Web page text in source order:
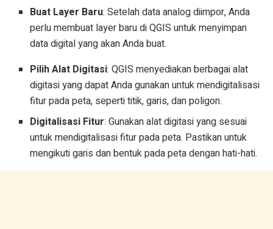
Buat Layer Baru: Setelah data analog diimpor, Anda
perlu membuat layer baru di QGIS untuk menyimpan
data digital yang akan Anda buat.
Pilih Alat Digitasi: QGIS menyediakan berbagai alat
digitasi yang dapat Anda gunakan untuk mendigitalisasi
fitur pada peta, seperti titik, garis, dan poligon.
Digitalisasi Fitur: Gunakan alat digitasi yang sesuai
untuk mendigitalisasi fitur pada peta. Pastikan untuk
mengikuti garis dan bentuk pada peta dengan hati-hati.